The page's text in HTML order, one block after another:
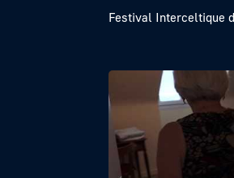
Festival Interceltique